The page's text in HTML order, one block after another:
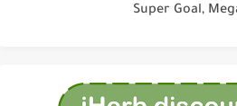
Super Goal,